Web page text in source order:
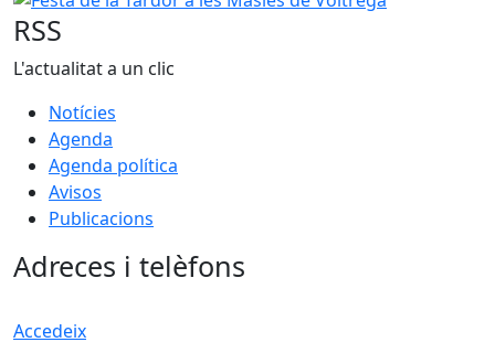
RSS
L'actualitat a un clic
Notícies
Agenda
Agenda política
Avisos
Publicacions
Adreces i telèfons
Accedeix